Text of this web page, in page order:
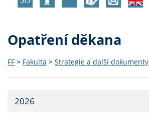
Opatření děkana
FF > Fakulta > Strategie a další dokumenty
2026